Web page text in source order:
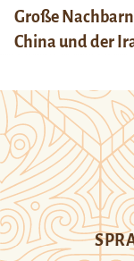
Große
China und der